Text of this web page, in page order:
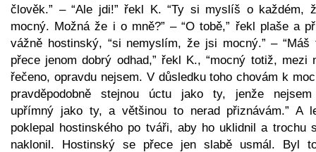
člověk.” – “Ale jdi!” řekl K. “Ty si myslíš o každém,
mocný. Možná že i o mně?” – “O tobě,” řekl plaše a
vážně hostinský, “si nemyslím, že jsi mocný.” – “Máš
přece jenom dobrý odhad,” řekl K., “mocný totiž, mezi
řečeno, opravdu nejsem. V důsledku toho chovám k
pravděpodobně stejnou úctu jako ty, jenže
upřímný jako ty, a většinou to nerad přiznávám.” A
poklepal hostinského po tváři, aby ho uklidnil a trochu
naklonil. Hostinský se přece jen slabě usmál. Byl